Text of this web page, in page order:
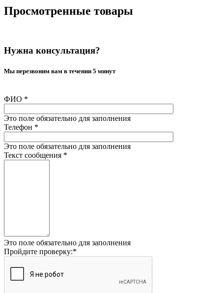
Просмотренные товары
Нужна консультация?
Мы перезвоним вам в течении 5 минут
ФИО *
Это поле обязательно для заполнения
Телефон *
Это поле обязательно для заполнения
Текст сообщения *
Это поле обязательно для заполнения
Пройдите проверку:*